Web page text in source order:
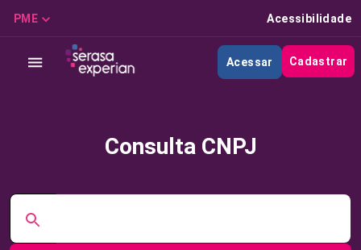
PME Acessibilidade
Acessar Cadastrar
Consulta CNPJ